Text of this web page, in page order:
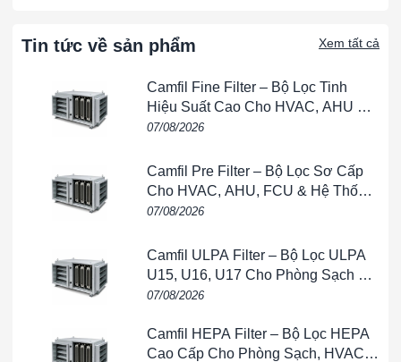
kết nối đôi.
Từ khóa: SERIES BHC – ĐẦU KẾT NỐI BULK, SERIES BHC –
ĐẦU KẾT NỐI BULK, SERIES BHC – ĐẦU KẾT NỐI
BULK, SERIES BHC – ĐẦU KẾT NỐI BULK, SERIES BHC –
THÔNG SỐ KỸ THUẬT
Dịch vụ:Khí tương thích.
Thân, Đai ốc, Đai ốc DIN: nhôm; Máy giặt:
SS41; Vòng đệm: NBR.
Tin tức về sản phẩm Xem tất cả
Camfil Fine Filter – Bộ Lọc Tinh
Hiệu Suất Cao Cho HVAC, AHU &
Phòng Sạch
07/08/2026
Camfil Pre Filter – Bộ Lọc Sơ Cấp
Cho HVAC, AHU, FCU & Hệ Thống
Thông Gió
07/08/2026
Camfil ULPA Filter – Bộ Lọc ULPA
U15, U16, U17 Cho Phòng Sạch &
Bán Dẫn
07/08/2026
Camfil HEPA Filter – Bộ Lọc HEPA
Cao Cấp Cho Phòng Sạch, HVAC,